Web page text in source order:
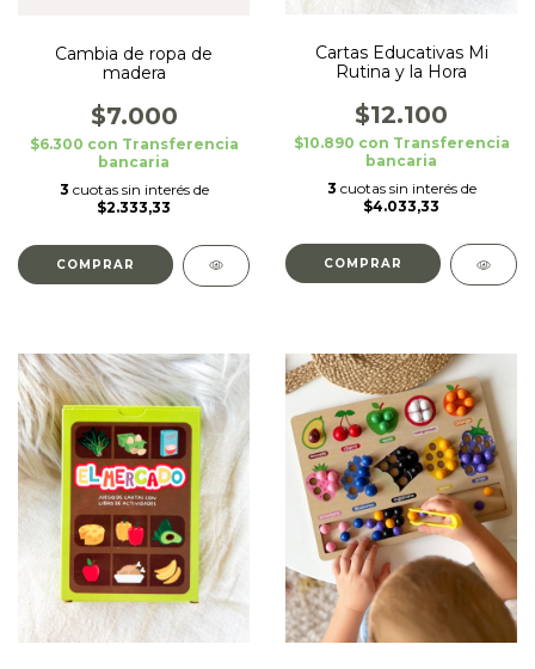
Cambia de ropa de
madera
$7.000
$6.300 con Transferencia
bancaria
3 cuotas sin interés de
$2.333,33
COMPRAR
Cartas Educativas Mi
Rutina y la Hora
$12.100
$10.890 con Transferencia
bancaria
3 cuotas sin interés de
$4.033,33